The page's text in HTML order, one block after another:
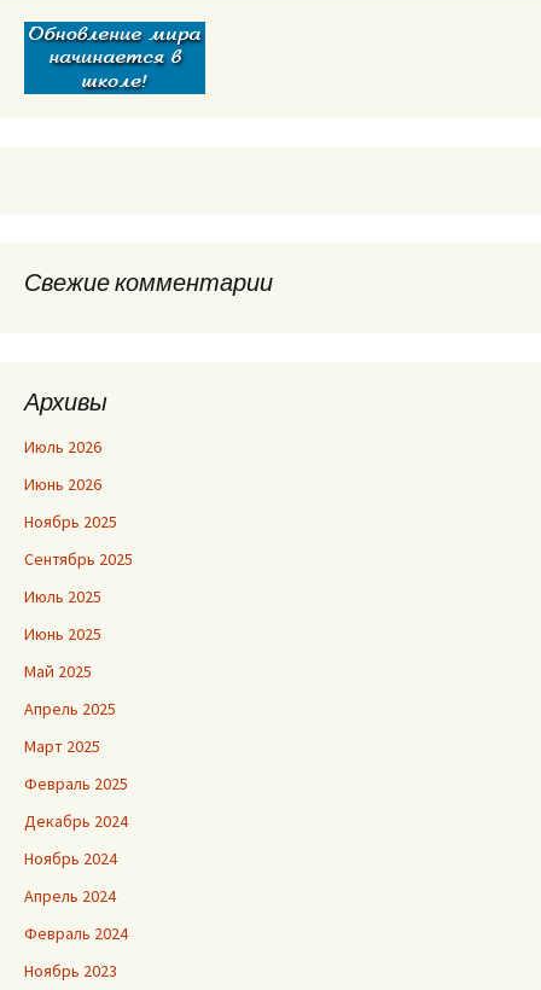
Свежие комментарии
Архивы
Июль 2026
Июнь 2026
Ноябрь 2025
Сентябрь 2025
Июль 2025
Июнь 2025
Май 2025
Апрель 2025
Март 2025
Февраль 2025
Декабрь 2024
Ноябрь 2024
Апрель 2024
Февраль 2024
Ноябрь 2023